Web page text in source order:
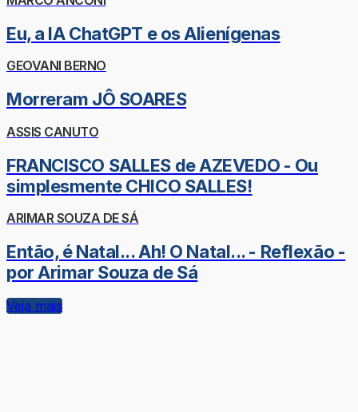
Eu, a IA ChatGPT e os Alienígenas
GEOVANI BERNO
Morreram JÔ SOARES
ASSIS CANUTO
FRANCISCO SALLES de AZEVEDO - Ou
simplesmente CHICO SALLES!
ARIMAR SOUZA DE SÁ
Então, é Natal... Ah! O Natal... - Reflexão -
por Arimar Souza de Sá
Veja mais